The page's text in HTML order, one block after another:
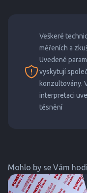
Veškeré
měřeních a
Uvedené
vyskytují
konzultovány.
interpretaci
těsnění
Mohlo by se Vám